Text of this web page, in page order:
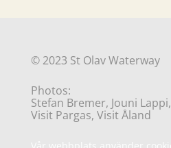
© 2023 St Olav Waterway
Photos:
Stefan Bremer, Jouni Lappi,
Visit Pargas, Visit Åland